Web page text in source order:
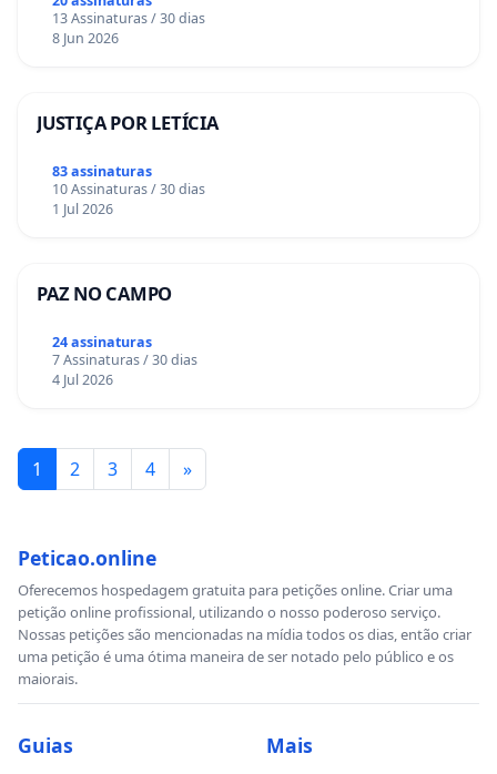
13 Assinaturas / 30 dias
8 Jun 2026
JUSTIÇA POR LETÍCIA
83 assinaturas
10 Assinaturas / 30 dias
1 Jul 2026
PAZ NO CAMPO
24 assinaturas
7 Assinaturas / 30 dias
4 Jul 2026
1 2 3 4 »
Peticao.online
Oferecemos hospedagem gratuita para petições online. Criar uma
petição online profissional, utilizando o nosso poderoso serviço.
Nossas petições são mencionadas na mídia todos os dias, então criar
uma petição é uma ótima maneira de ser notado pelo público e os
maiorais.
Guias Mais